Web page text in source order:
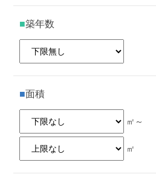
築年数
面積
㎡～
㎡